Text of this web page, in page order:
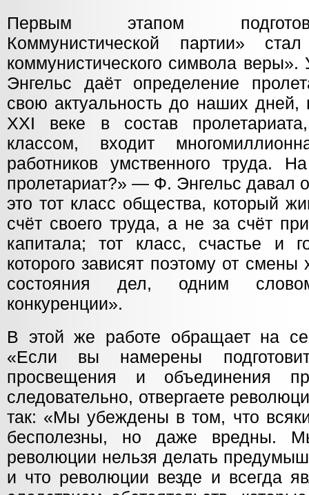
Первым этапом
Коммунистической партии»
коммунистического символа
Энгельс даёт определение
свою актуальность до наших дней,
XXI веке в состав
классом, входит
работников умственного труда.
пролетариат?» — Ф. Энгельс давал
это тот класс общества, который
счёт своего труда, а не за счёт
капитала; тот класс, счастье и
которого зависят поэтому от
состояния дел, одним
конкуренции».
В этой же работе обращает на
«Если вы намерены
просвещения и объединения
следовательно, отвергаете
так: «Мы убеждены в том, что
бесполезны, но даже вредны.
революции нельзя делать
и что революции везде и всегда